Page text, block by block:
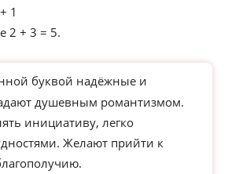
1
2 + 3 = 5.
буквой надёжные и
душевным романтизмом.
инициативу, легко
Желают прийти к